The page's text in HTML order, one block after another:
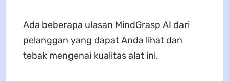
Ada beberapa ulasan MindGrasp AI dari
pelanggan yang dapat Anda lihat dan
tebak mengenai kualitas alat ini.